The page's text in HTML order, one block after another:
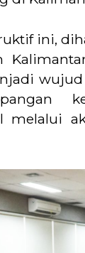
ini,
melalui